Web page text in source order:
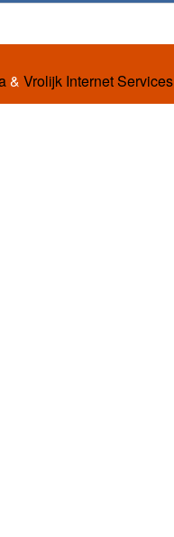
& Vrolijk Internet Services